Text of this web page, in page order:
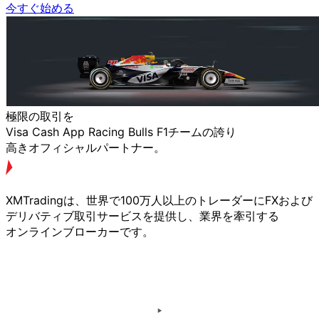
今すぐ始める
極限の取引を
Visa Cash App Racing Bulls F1チームの誇り
高きオフィシャルパートナー。
XMTradingは、 世界で100万人以上の トレーダーにFXおよび
デリバティブ取引サービスを提供し、 業界を牽引する
オンラインブローカーです。